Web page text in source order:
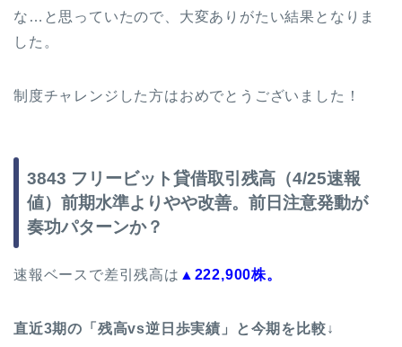
な…と思っていたので、大変ありがたい結果となりま
した。
制度チャレンジした方はおめでとうございました！
3843 フリービット貸借取引残高（4/25速報
値）前期水準よりやや改善。前日注意発動が
奏功パターンか？
速報ベースで差引残高は ▲222,900株。
直近3期の「残高vs逆日歩実績」と今期を比較↓